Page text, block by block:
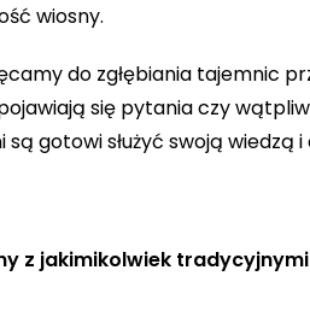
wiosny.
do zgłębiania tajemnic
się pytania czy
gotowi służyć swoją wiedzą
z jakimikolwiek